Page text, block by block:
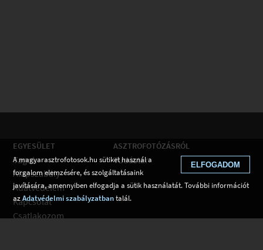
EGYESÜLET
Tagok
Alapszabály
Adatvédelem
Kapcsolat
Csatlakozom
ASZTROFOTÓZÁSRÓL
Tudástár ELFOGADOM
A magyarasztrofotosok.hu sütiket használ a
forgalom elemzésére, és szolgáltatásaink
javítására, amennyiben elfogadja a sütik használatát. További információt
azAdatvédelmi szabályzatbantalál.